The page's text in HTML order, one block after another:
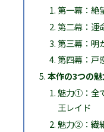
第一幕：絶
第二幕：運
第三幕：明
第四幕：戸
本作の3つの
魅力①：全
王レイド
魅力②：繊